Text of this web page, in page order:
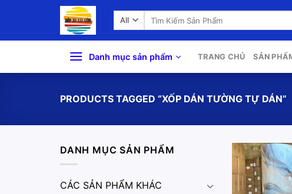
Search
Danh mục sản phẩm TRANG CHỦ SẢN
PRODUCTS TAGGED “XỐP DÁN TƯỜNG TỰ DÁN”
DANH MỤC SẢN PHẨM
CÁC SẢN PHẨM KHÁC